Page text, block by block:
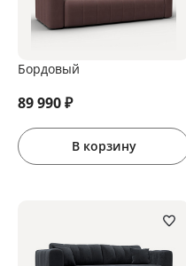
Бордовый
89 990₽
В корзину